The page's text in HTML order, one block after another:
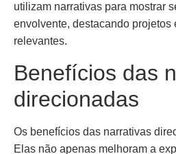
utilizam narrativas para mostrar
envolvente, destacando projetos
relevantes.
Benefícios das
direcionadas
Os benefícios das narrativas
Elas não apenas melhoram a